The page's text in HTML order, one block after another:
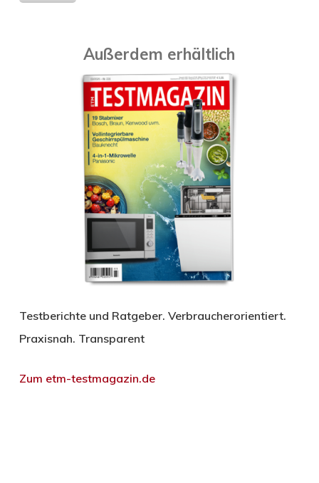
Außerdem erhältlich
Testberichte und Ratgeber. Verbraucherorientiert.
Praxisnah. Transparent
Zum etm-testmagazin.de